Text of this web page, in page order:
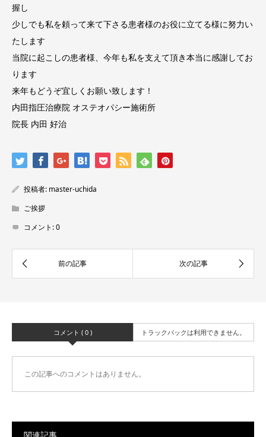
握し
少しでも私を頼って来て下さる患者様のお役に立てる様に努力い
たします
当院に起こしの患者様、今年も私を支えて頂き本当に感謝してお
ります
来年もどうぞ宜しくお願い致します！
内田指圧治療院 オステオパシー施術所
院長 内田 好治
投稿者: master-uchida
ご挨拶
コメント:0
コメント ( 0 ) トラックバックは利用できません。
この記事へのコメントはありません。
関連記事